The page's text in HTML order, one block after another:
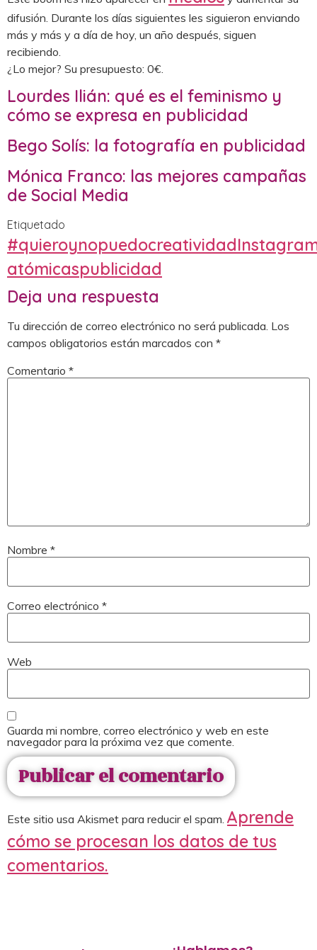
difusión. Durante los días siguientes les siguieron enviando
más y más y a día de hoy, un año después, siguen
recibiendo.
¿Lo mejor? Su presupuesto: 0€.
Lourdes Ilián: qué es el feminismo y
cómo se expresa en publicidad
Bego Solís: la fotografía en publicidad
Mónica Franco: las mejores campañas
de Social Media
Etiquetado
#quieroynopuedocreatividad
atómicaspublicidad
Deja una respuesta
Tu dirección de correo electrónico no será publicada. Los
campos obligatorios están marcados con *
Comentario *
Nombre *
Correo electrónico *
Web
Guarda mi nombre, correo electrónico y web en este
navegador para la próxima vez que comente.
Este sitio usa Akismet para reducir el spam. Aprende
cómo se procesan los datos de tus
comentarios.